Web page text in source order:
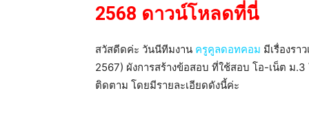
2568 ดาวน์โหลดที่นี่
สวัสดีดค่ะ วันนีทีมงาน ครูคูลดอทคอม มีเรื่องร
2567) ผังการสร้างข้อสอบ ที่ใช้สอบ โอ-เน็ต ม
ติดตาม โดยมีรายละเอียดดังนี้ค่ะ